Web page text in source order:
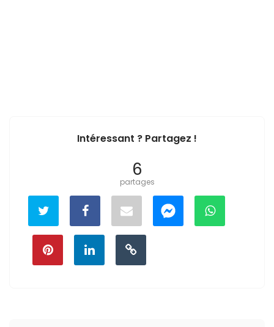
Intéressant ? Partagez !
6
partages